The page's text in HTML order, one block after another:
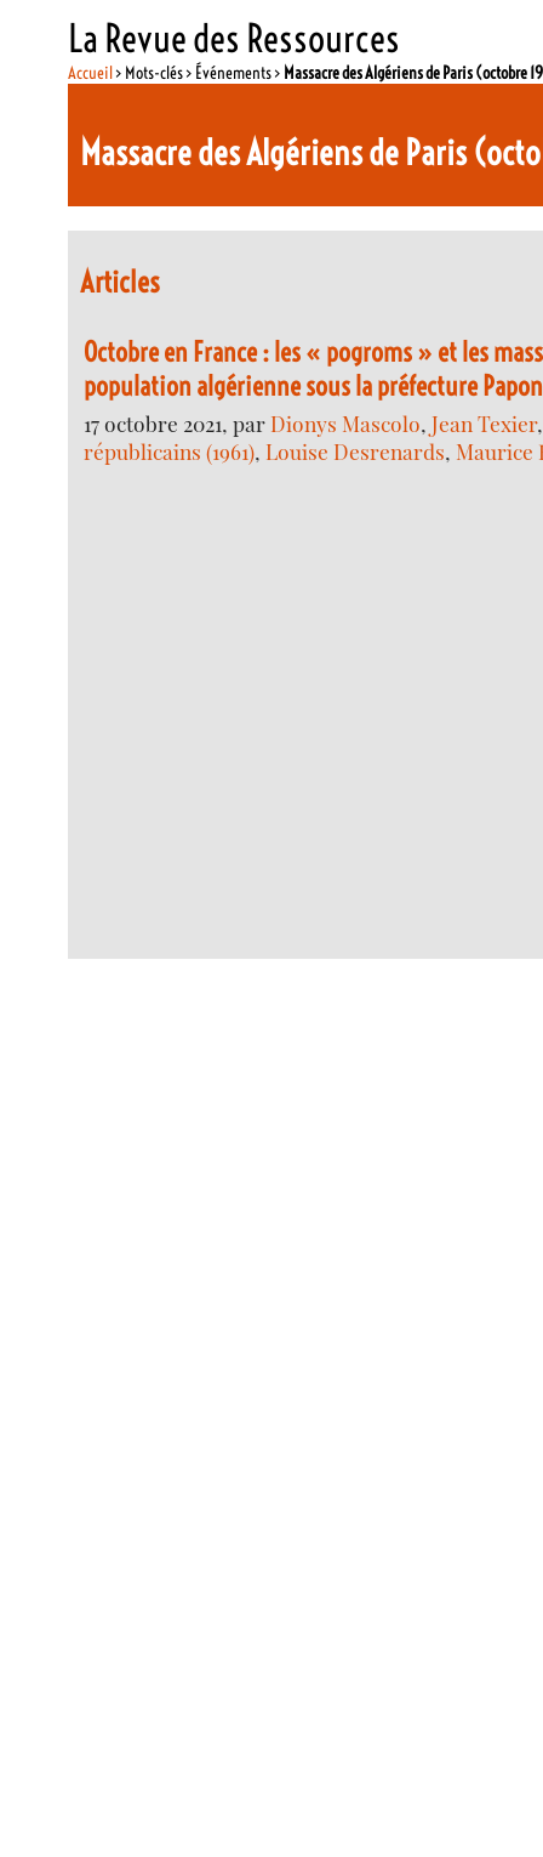
La Revue des Ressources
Accueil> Mots-clés > Événements > Massacre des Algériens de Paris (octobre
Massacre des Algériens de Paris
Articles
Octobre en France : les « pogroms » et les
population algérienne sous la préfecture
17 octobre 2021, parDionys Mascolo,Jean Texier
républicains (1961),Louise Desrenards,Maurice